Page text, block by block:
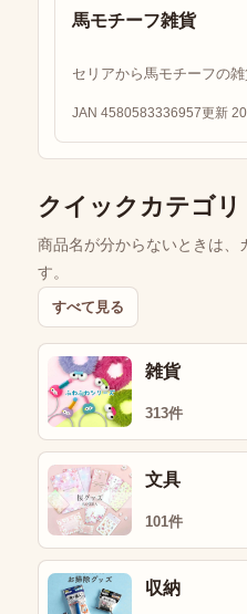
馬モチーフ雑貨
セリアから馬モチーフの雑
JAN 4580583336957更新
クイックカテゴリ
商品名が分からないときは、
す。
すべて見る
雑貨
313件
文具
101件
収納